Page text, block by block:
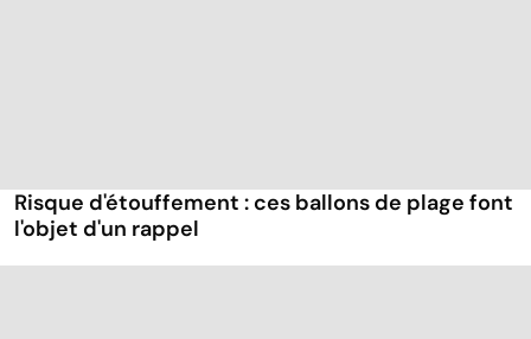
Risque d'étouffement : ces ballons de plage font
l'objet d'un rappel